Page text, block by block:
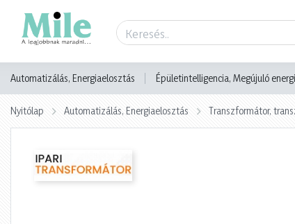
Automatizálás, Energiaelosztás Épületintelligencia, Megújuló
Nyitólap Automatizálás, Energiaelosztás Transzformátor,
Termék adatlap